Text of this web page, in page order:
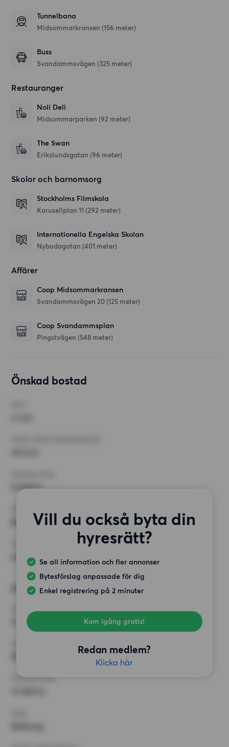
Tunnelbana
Midsommarkransen (156 meter)
Buss
Svandammsvägen (325 meter)
Restauranger
Noli Deli
Midsommarparken (92 meter)
The Swan
Erikslundsgatan (96 meter)
Skolor och barnomsorg
Stockholms Filmskola
Karusellplan 11 (292 meter)
Internationella Engelska Skolan
Nybodagatan (401 meter)
Affärer
Coop Midsommarkransen
Svandammsvägen 20 (125 meter)
Coop Svandammsplan
Pingstvägen (548 meter)
Önskad bostad
Vill du också byta din
hyresrätt?
Se all information och fler annonser
Bytesförslag anpassade för dig
Enkel registrering på 2 minuter
Kom igång gratis!
Redan medlem?
Klicka här
8 000 kr
Balkong,
ÖVRIGA PREFERENSER
Inga speciella preferenser
Alternativt önskemål
4 rum
MINST ANTAL KVADRATMETER
HÖGSTA HYRA